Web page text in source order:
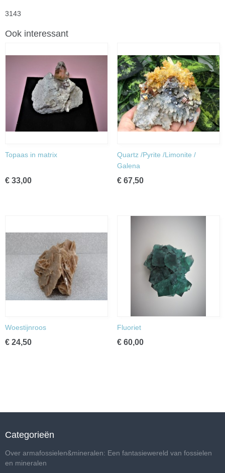
3143
Ook interessant
Topaas in matrix
€ 33,00
Quartz /Pyrite /Limonite /
Galena
€ 67,50
Woestijnroos
€ 24,50
Fluoriet
€ 60,00
Categorieën
Over armafossielen&mineralen: Een fantasiewereld van fossielen
en mineralen